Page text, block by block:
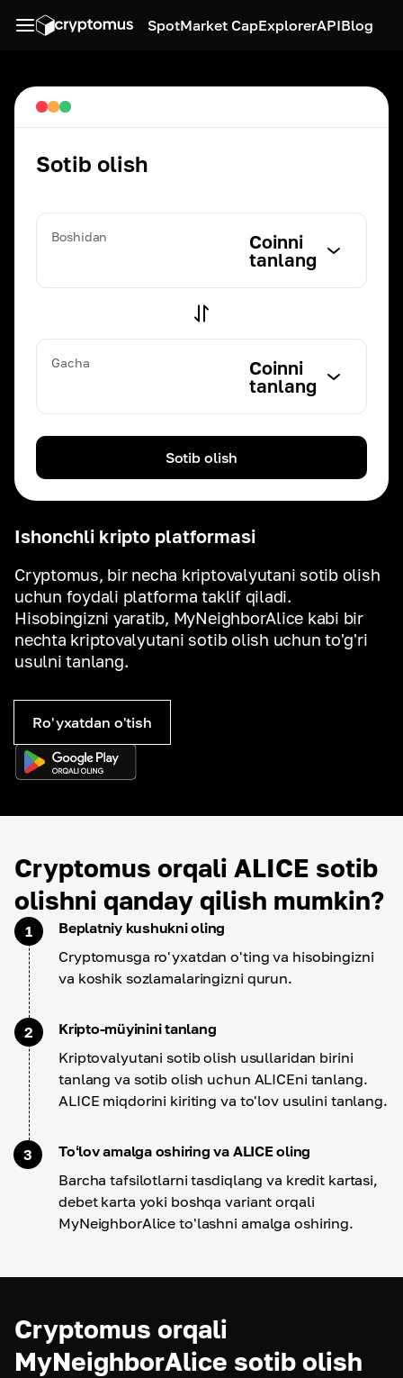
SpotMarket CapExplorerAPIBlog
Ishonchli kripto platformasi
Cryptomus, bir necha kriptovalyutani sotib olish
uchun foydali platforma taklif qiladi.
Hisobingizni yaratib, MyNeighborAlice kabi bir
nechta kriptovalyutani sotib olish uchun to'g'ri
usulni tanlang.
Ro'yxatdan o'tish
Sotib olish
Boshidan
Coinni
tanlang
Gacha
Coinni
tanlang
Sotib olish
Cryptomus orqali ALICE sotib
olishni qanday qilish mumkin?
1
Beplatniy kushukni oling
Cryptomusga ro'yxatdan o'ting va hisobingizni
va koshik sozlamalaringizni qurun.
2
Kripto-müyinini tanlang
Kriptovalyutani sotib olish usullaridan birini
tanlang va sotib olish uchun ALICEni tanlang.
ALICE miqdorini kiriting va to'lov usulini tanlang.
3
Toʻlov amalga oshiring va ALICE oling
Barcha tafsilotlarni tasdiqlang va kredit kartasi,
debet karta yoki boshqa variant orqali
MyNeighborAlice to'lashni amalga oshiring.
Cryptomus orqali
MyNeighborAlice sotib olish